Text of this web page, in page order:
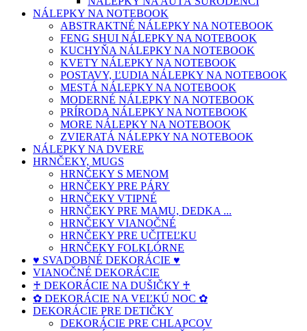
NÁLEPKY NA NOTEBOOK
ABSTRAKTNÉ NÁLEPKY NA NOTEBOOK
FENG SHUI NÁLEPKY NA NOTEBOOK
KUCHYŇA NÁLEPKY NA NOTEBOOK
KVETY NÁLEPKY NA NOTEBOOK
POSTAVY, ĽUDIA NÁLEPKY NA NOTEBOOK
MESTÁ NÁLEPKY NA NOTEBOOK
MODERNÉ NÁLEPKY NA NOTEBOOK
PRÍRODA NÁLEPKY NA NOTEBOOK
MORE NÁLEPKY NA NOTEBOOK
ZVIERATÁ NÁLEPKY NA NOTEBOOK
NÁLEPKY NA DVERE
HRNČEKY, MUGS
HRNČEKY S MENOM
HRNČEKY PRE PÁRY
HRNČEKY VTIPNÉ
HRNČEKY PRE MAMU, DEDKA ...
HRNČEKY VIANOČNÉ
HRNČEKY PRE UČITEĽKU
HRNČEKY FOLKLÓRNE
♥ SVADOBNÉ DEKORÁCIE ♥
VIANOČNÉ DEKORÁCIE
♰ DEKORÁCIE NA DUŠIČKY ♰
✿ DEKORÁCIE NA VEĽKÚ NOC ✿
DEKORÁCIE PRE DETIČKY
DEKORÁCIE PRE CHLAPCOV